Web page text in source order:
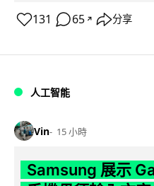
131 65 ↗ 分享
人工智能
Vin 15 小時
Samsung 展示